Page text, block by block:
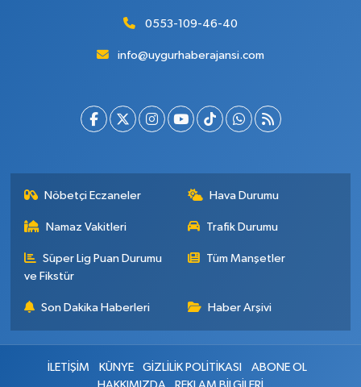
0553-109-46-40
info@uygurhaberajansi.com
Nöbetçi Eczaneler Hava Durumu
Namaz Vakitleri Trafik Durumu
Süper Lig Puan Durumu
ve Fikstür
Tüm Manşetler
Son Dakika Haberleri Haber Arşivi
İLETİŞİM KÜNYE GİZLİLİK POLİTİKASI
ABONE OL